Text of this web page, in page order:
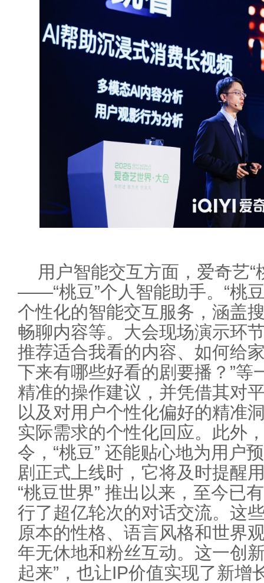
用户智能交互方面，爱奇艺“
——“桃豆”个人智能助手。“桃
个性化的智能交互服务，涵盖
畅聊内容等。大会现场演示环
推荐适合我看的内容、如何给
下来有哪些好看的剧要播？”等
精准的操作建议，并凭借其对
以及对用户个性化偏好的精准
实际需求的个性化回应。此外
令，“桃豆” 还能贴心地为用户
剧正式上线时，它将及时提醒
“桃豆世界” 推出以来，至今已
行了超亿轮次的对话交流。这
原本的性格、语言风格和世界
年无休地和粉丝互动。这一创
起来”，也让IP价值实现了新增